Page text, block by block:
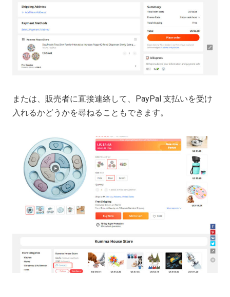
または、販売者に直接連絡して、PayPal 支払いを受け
入れるかどうかを尋ねることもできます。